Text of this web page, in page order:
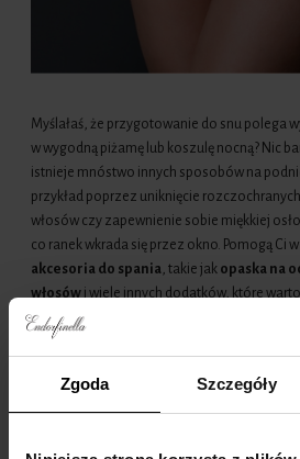
Zgoda Szczegóły
Myślałaś, że przygotowanie do snu polega
w wygodną piżamę lub koszulę nocną? Nic
istnieje mnóstwo innych sposobów na
przykład poprzez uniknięcie
włosów czy zapewnienie sobie miękkiej
co ranek wkrada się przez okno. Pomogą Ci
akcesoria do spania, takie jak opaska na
włosów i wiele innych dodatków, które
Opaska na oczy – jedwabny
Pierwszymakcesorium do spania, które